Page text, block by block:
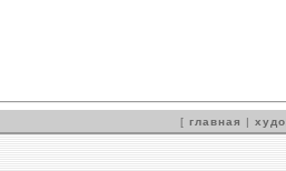
[ главная |